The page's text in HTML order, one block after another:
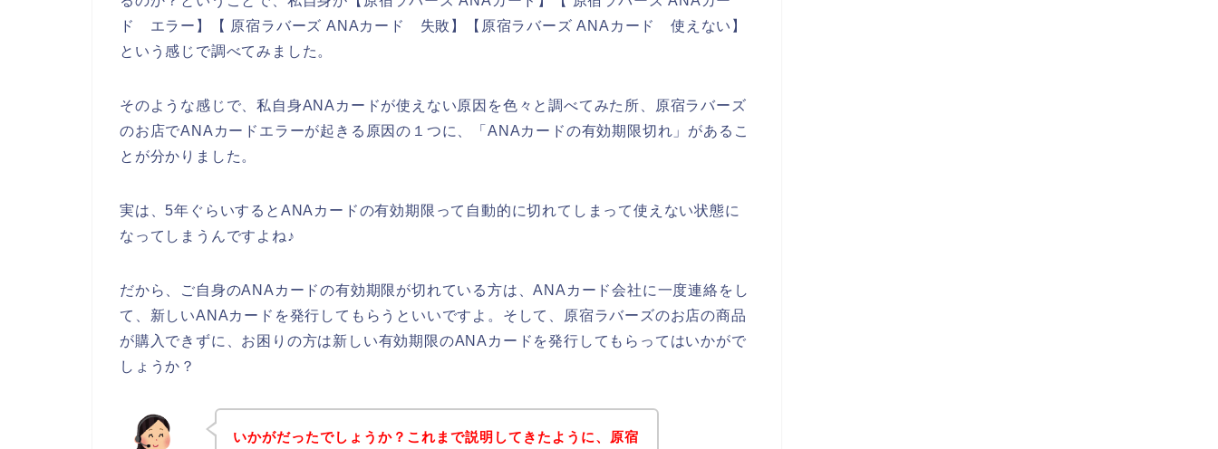
ド エラー】【 原宿ラバーズ ANAカード 失敗】【原宿ラバーズ ANAカード 使えない】
という感じで調べてみました。
そのような感じで、私自身ANAカードが使えない原因を色々と調べてみた所、原宿ラバーズ
のお店でANAカードエラーが起きる原因の１つに、「ANAカードの有効期限切れ」があるこ
とが分かりました。
実は、5年ぐらいするとANAカードの有効期限って自動的に切れてしまって使えない状態に
なってしまうんですよね♪
だから、ご自身のANAカードの有効期限が切れている方は、ANAカード会社に一度連絡をし
て、新しいANAカードを発行してもらうといいですよ。そして、原宿ラバーズのお店の商品
が購入できずに、お困りの方は新しい有効期限のANAカードを発行してもらってはいかがで
しょうか？
いかがだったでしょうか？これまで説明してきたように、原宿